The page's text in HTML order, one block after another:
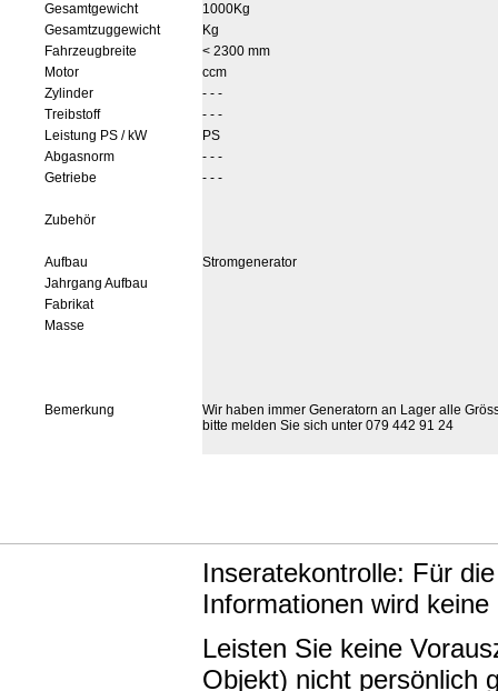
Gesamtgewicht
1000Kg
Gesamtzuggewicht
Kg
Fahrzeugbreite
< 2300 mm
Motor
ccm
Zylinder
- - -
Treibstoff
- - -
Leistung PS / kW
PS
Abgasnorm
- - -
Getriebe
- - -
Zubehör
Aufbau
Stromgenerator
Jahrgang Aufbau
Fabrikat
Masse
Bemerkung
Wir haben immer Generatorn an Lager alle
bitte melden Sie sich unter 079 442 91 24
Inseratekontrolle: Für
Informationen wird
Leisten Sie keine
Objekt) nicht persönlich